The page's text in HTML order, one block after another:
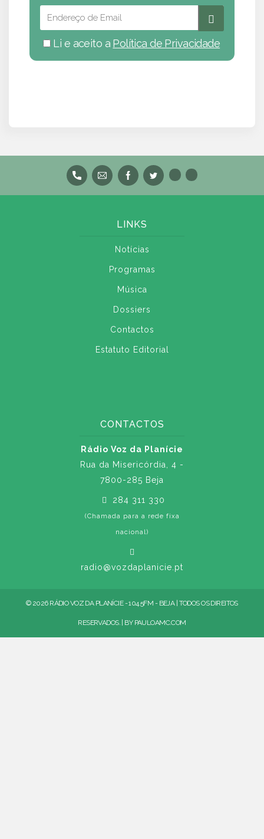
Li e aceito a Política de Privacidade
LINKS
Notícias
Programas
Música
Dossiers
Contactos
Estatuto Editorial
CONTACTOS
Rádio Voz da Planície
Rua da Misericórdia, 4 -
7800-285 Beja
284 311 330
(Chamada para a rede fixa
nacional)
radio@vozdaplanicie.pt
© 2026 RÁDIO VOZ DA PLANÍCIE - 104.5FM - BEJA | TODOS OS DIREITOS
RESERVADOS. | BY PAULOAMC.COM